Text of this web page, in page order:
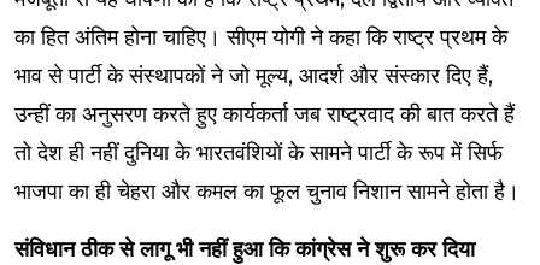
का हित अंतिम होना चाहिए। सीएम योगी ने कहा कि राष्ट्र प्रथम के
भाव से पार्टी के संस्थापकों ने जो मूल्य, आदर्श और संस्कार दिए हैं,
उन्हीं का अनुसरण करते हुए कार्यकर्ता जब राष्ट्रवाद की बात करते हैं
तो देश ही नहीं दुनिया के भारतवंशियों के सामने पार्टी के रूप में सिर्फ
भाजपा का ही चेहरा और कमल का फूल चुनाव निशान सामने होता है।
संविधान ठीक से लागू भी नहीं हुआ कि कांग्रेस ने शुरू कर दिया